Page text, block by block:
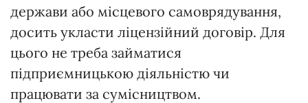
держави або місцевого самоврядування,
досить укласти ліцензійний договір. Для
цього не треба займатися
підприємницькою діяльністю чи
працювати за сумісництвом.